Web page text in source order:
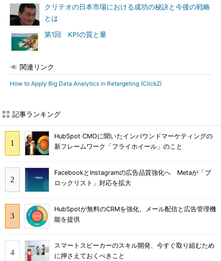
クリテオの日本市場における成功の秘訣と今後の戦略
とは
第1回 KPIの質と量
関連リンク
How to Apply Big Data Analytics in Retargeting (ClickZ)
記事ランキング
HubSpot CMOに聞いたインバウンドマーケティングの
新フレームワーク「フライホイール」のこと
FacebookとInstagramの広告品質強化へ Metaが「ブ
ロックリスト」対応を拡大
HubSpotが無料のCRMを強化、メール配信と広告管理機
能を提供
スマートスピーカーのスキル開発、今すぐ取り組むため
に押さえておくべきこと